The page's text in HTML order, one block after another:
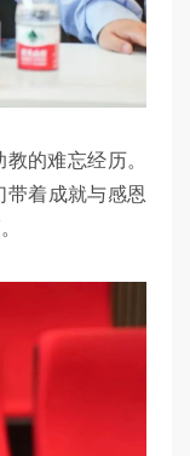
的难忘经历。
着成就与感恩